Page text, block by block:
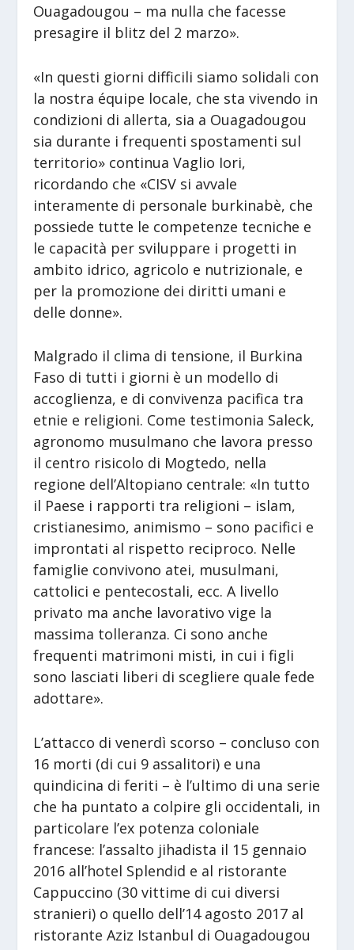
Ouagadougou – ma nulla che facesse
presagire il blitz del 2 marzo».
«In questi giorni difficili siamo solidali con
la nostra équipe locale, che sta vivendo in
condizioni di allerta, sia a Ouagadougou
sia durante i frequenti spostamenti sul
territorio» continua Vaglio Iori,
ricordando che «CISV si avvale
interamente di personale burkinabè, che
possiede tutte le competenze tecniche e
le capacità per sviluppare i progetti in
ambito idrico, agricolo e nutrizionale, e
per la promozione dei diritti umani e
delle donne».
Malgrado il clima di tensione, il Burkina
Faso di tutti i giorni è un modello di
accoglienza, e di convivenza pacifica tra
etnie e religioni. Come testimonia Saleck,
agronomo musulmano che lavora presso
il centro risicolo di Mogtedo, nella
regione dell’Altopiano centrale: «In tutto
il Paese i rapporti tra religioni – islam,
cristianesimo, animismo – sono pacifici e
improntati al rispetto reciproco. Nelle
famiglie convivono atei, musulmani,
cattolici e pentecostali, ecc. A livello
privato ma anche lavorativo vige la
massima tolleranza. Ci sono anche
frequenti matrimoni misti, in cui i figli
sono lasciati liberi di scegliere quale fede
adottare».
L’attacco di venerdì scorso – concluso con
16 morti (di cui 9 assalitori) e una
quindicina di feriti – è l’ultimo di una serie
che ha puntato a colpire gli occidentali, in
particolare l’ex potenza coloniale
francese: l’assalto jihadista il 15 gennaio
2016 all’hotel Splendid e al ristorante
Cappuccino (30 vittime di cui diversi
stranieri) o quello dell’14 agosto 2017 al
ristorante Aziz Istanbul di Ouagadougou